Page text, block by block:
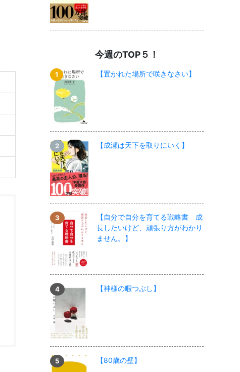
今週のTOP５！
【置かれた場所で咲きなさい】
【成瀬は天下を取りにいく】
【自分で自分を育てる戦略書 成
長したいけど、頑張り方がわかり
ません。】
【神様の暇つぶし】
【80歳の壁】